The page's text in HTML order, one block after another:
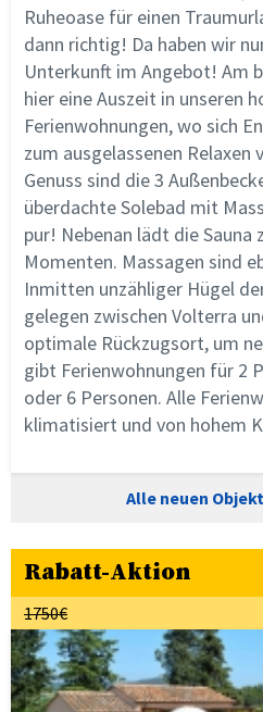
Ruheoase für einen
dann richtig! Da haben wir
Unterkunft im Angebot! Am
hier eine Auszeit in unseren
Ferienwohnungen, wo sich
zum ausgelassenen Relaxen
Genuss sind die 3
überdachte Solebad mit
pur! Nebenan lädt die Sauna
Momenten. Massagen sind
Inmitten unzähliger Hügel
gelegen zwischen Volterra
optimale Rückzugsort, um
gibt Ferienwohnungen für 2
oder 6 Personen. Alle
klimatisiert und von hohem
Alle neuen
Rabatt-Aktion
1750€